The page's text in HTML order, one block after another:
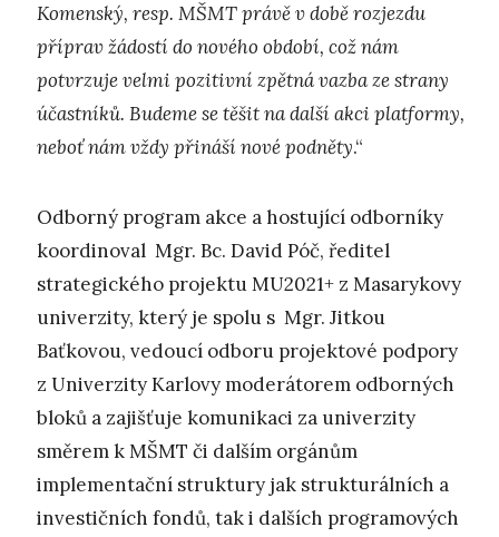
Komenský, resp. MŠMT právě v době rozjezdu
příprav žádostí do nového období, což nám
potvrzuje velmi pozitivní zpětná vazba ze strany
účastníků. Budeme se těšit na další akci platformy,
neboť nám vždy přináší nové podněty.“
Odborný program akce a hostující odborníky
koordinoval Mgr. Bc. David Póč, ředitel
strategického projektu MU2021+ z Masarykovy
univerzity, který je spolu s Mgr. Jitkou
Baťkovou, vedoucí odboru projektové podpory
z Univerzity Karlovy moderátorem odborných
bloků a zajišťuje komunikaci za univerzity
směrem k MŠMT či dalším orgánům
implementační struktury jak strukturálních a
investičních fondů, tak i dalších programových